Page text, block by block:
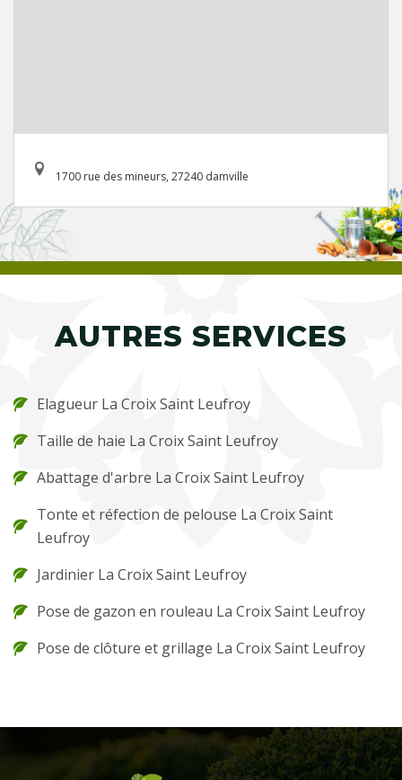
1700 rue des mineurs, 27240 damville
AUTRES SERVICES
Elagueur La Croix Saint Leufroy
Taille de haie La Croix Saint Leufroy
Abattage d'arbre La Croix Saint Leufroy
Tonte et réfection de pelouse La Croix Saint
Leufroy
Jardinier La Croix Saint Leufroy
Pose de gazon en rouleau La Croix Saint Leufroy
Pose de clôture et grillage La Croix Saint Leufroy